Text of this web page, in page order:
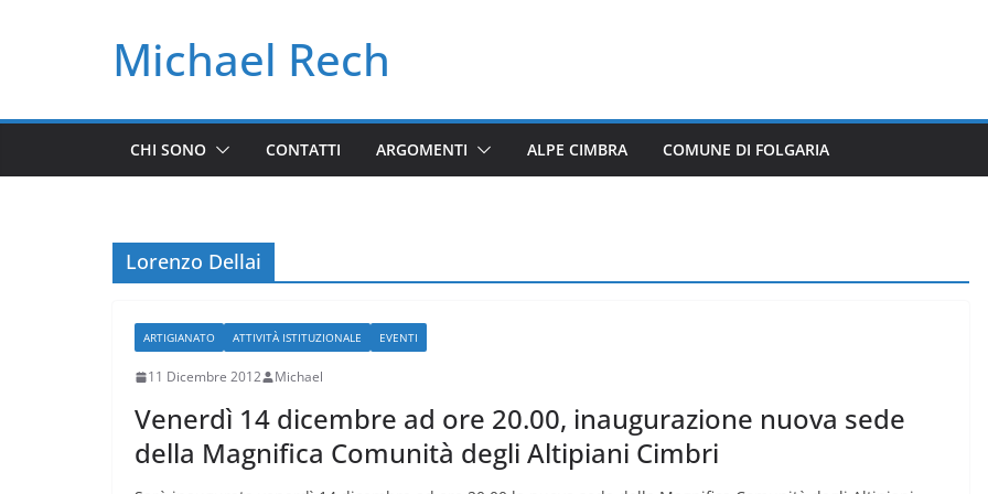
Michael Rech
CHI SONO CONTATTI ARGOMENTI ALPE CIMBRA COMUNE DI FOLGARIA
Lorenzo Dellai
ARTIGIANATO ATTIVITÀ ISTITUZIONALE EVENTI
11 Dicembre 2012 Michael
Venerdì 14 dicembre ad ore 20.00, inaugurazione nuova sede
della Magnifica Comunità degli Altipiani Cimbri